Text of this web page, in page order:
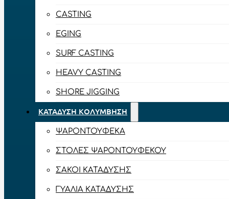
CASTING
EGING
SURF CASTING
HEAVY CASTING
SHORE JIGGING
ΚΑΤΆΔΥΣΗ ΚΟΛΎΜΒΗΣΗ
ΨΑΡΟΝΤΟΎΦΕΚΑ
ΣΤΟΛΈΣ ΨΑΡΟΝΤΟΎΦΕΚΟΥ
ΣΆΚΟΙ ΚΑΤΆΔΥΣΗΣ
ΓΥΑΛΙΆ ΚΑΤΆΔΥΣΗΣ